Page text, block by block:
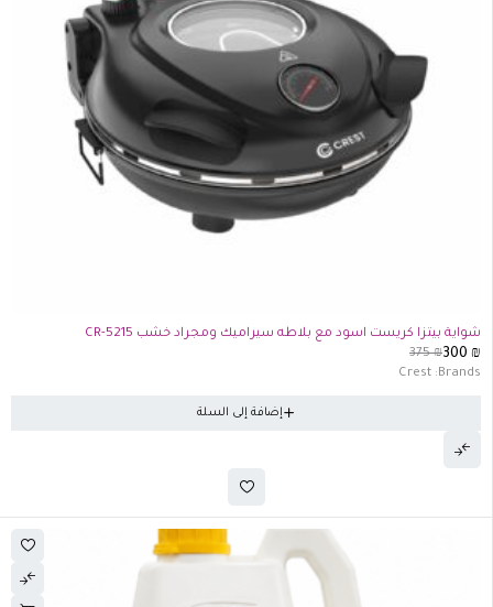
شواية بيتزا كريست اسود مع بلاطه سيراميك ومجراد خشب CR-5215
375₪300
Brands:
Crest
إضافة إلى السلة